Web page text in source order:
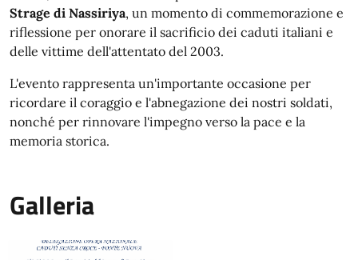
Strage di Nassiriya, un momento di commemorazione e
riflessione per onorare il sacrificio dei caduti italiani e
delle vittime dell'attentato del 2003.
L'evento rappresenta un'importante occasione per
ricordare il coraggio e l'abnegazione dei nostri soldati,
nonché per rinnovare l'impegno verso la pace e la
memoria storica.
Galleria